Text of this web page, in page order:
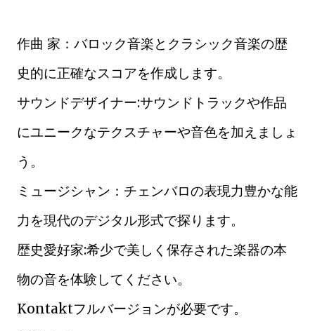
作曲 家：バロック音楽とクラシック音楽の歴
史的に正確なスコアを作成します。
サウンドデザイナー:サウンドトラックや作品
にユニークなテクスチャーや音色を加えましょ
う。
ミュージシャン：チェンバロの表現力豊かな能
力を現代のデジタル形式で探ります。
歴史愛好家:希少で美しく保存された楽器の本
物の音を体験してください。
Kontaktフルバージョンが必要です。